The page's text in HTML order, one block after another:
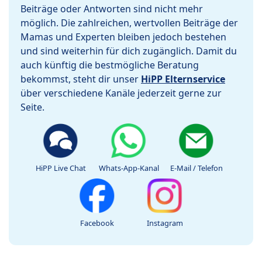
Beiträge oder Antworten sind nicht mehr
möglich. Die zahlreichen, wertvollen Beiträge der
Mamas und Experten bleiben jedoch bestehen
und sind weiterhin für dich zugänglich. Damit du
auch künftig die bestmögliche Beratung
bekommst, steht dir unser HiPP Elternservice
über verschiedene Kanäle jederzeit gerne zur
Seite.
HiPP Live Chat Whats-App-Kanal E-Mail / Telefon
Facebook Instagram